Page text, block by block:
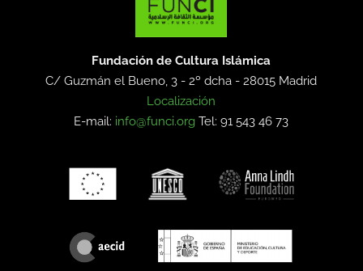
Fundación de Cultura Islámica
C/ Guzmán el Bueno, 3 - 2º dcha -28015 Madrid
Localización
E-mail: info@funci.org Tel: 91 543 46 73